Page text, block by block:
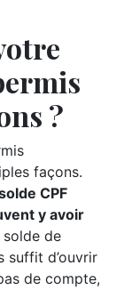
?
façons.
CPF
y avoir
solde de
suffit d’ouvrir
de compte,